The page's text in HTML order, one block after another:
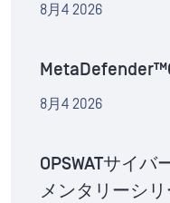
8月4 2026
8月4 2026
OPSWATサイ
メンタリーシリ